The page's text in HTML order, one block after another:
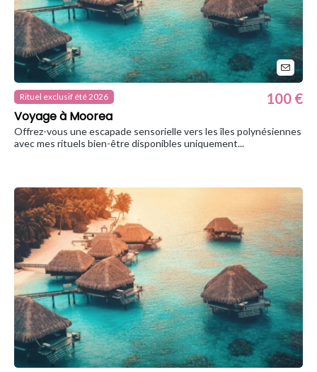
Rituel exclusif été 2026
Voyage à Moorea
100 €
Offrez-vous une escapade sensorielle vers les îles polynésiennes
avec mes rituels bien-être disponibles uniquement...